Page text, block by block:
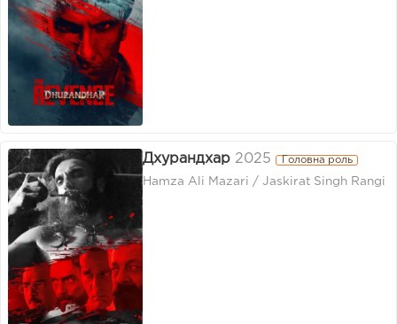
Дхурандхар 2025 Головна роль
Hamza Ali Mazari / Jaskirat Singh Rangi